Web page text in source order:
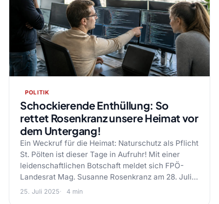
POLITIK
Schockierende Enthüllung: So
rettet Rosenkranz unsere Heimat vor
dem Untergang!
Ein Weckruf für die Heimat: Naturschutz als Pflicht
St. Pölten ist dieser Tage in Aufruhr! Mit einer
leidenschaftlichen Botschaft meldet sich FPÖ-
Landesrat Mag. Susanne Rosenkranz am 28. Juli…
25. Juli 2025 4 min